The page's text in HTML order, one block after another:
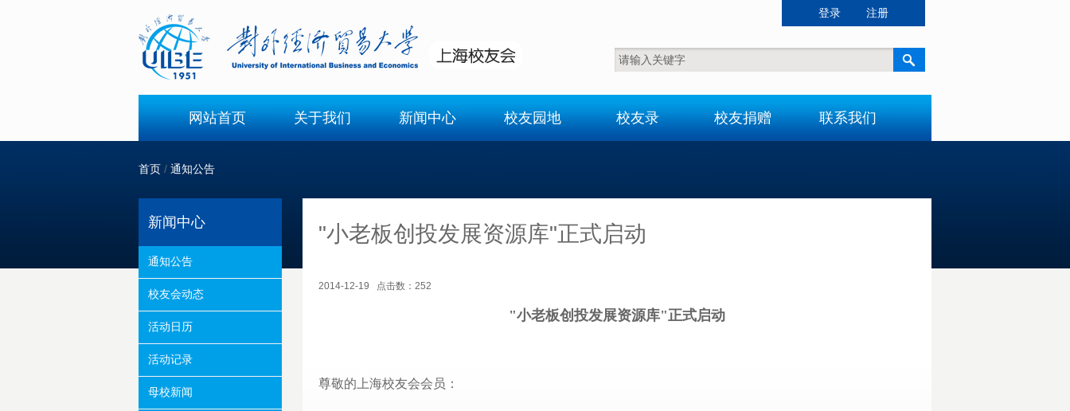
登录 注册
网站首页 关于我们 新闻中心 校友园地 校友录 校友捐赠 联系我们
首页 / 通知公告
新闻中心
通知公告
校友会动态
活动日历
活动记录
母校新闻
"小老板创投发展资源库"正式启动
2014-12-19 点击数： 252
"小老板创投发展资源库"正式启动
尊敬的上海校友会会员：